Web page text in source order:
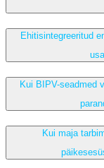
Ehitisintegreeritud
Kui BIPV-seadmed
Kui maja